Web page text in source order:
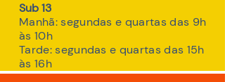
Sub 13
Manhã: segundas e quartas das 9h
às 10h
Tarde: segundas e quartas das 15h
às 16h